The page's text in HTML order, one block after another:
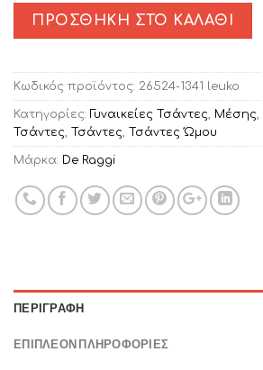
ΠΡΟΣΘΉΚΗ ΣΤΟ ΚΑΛΆΘΙ
Κωδικός προϊόντος: 26524-1341 leuko
Κατηγορίες: Γυναικείες Τσάντες Μέσης
Τσάντες Τσάντες Τσάντες Ώμου
Μάρκα: De Raggi
ΠΕΡΙΓΡΑΦΉ
ΕΠΙΠΛΈΟΝ ΠΛΗΡΟΦΟΡΊΕΣ